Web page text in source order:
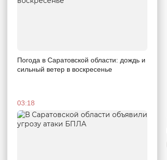
Погода в Саратовской области: дождь и
сильный ветер в воскресенье
03:18